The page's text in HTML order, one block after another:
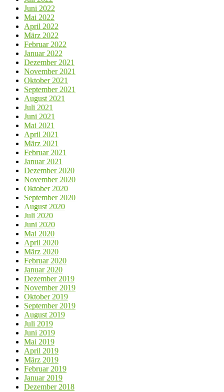
Juni 2022
Mai 2022
April 2022
März 2022
Februar 2022
Januar 2022
Dezember 2021
November 2021
Oktober 2021
September 2021
August 2021
Juli 2021
Juni 2021
Mai 2021
April 2021
März 2021
Februar 2021
Januar 2021
Dezember 2020
November 2020
Oktober 2020
September 2020
August 2020
Juli 2020
Juni 2020
Mai 2020
April 2020
März 2020
Februar 2020
Januar 2020
Dezember 2019
November 2019
Oktober 2019
September 2019
August 2019
Juli 2019
Juni 2019
Mai 2019
April 2019
März 2019
Februar 2019
Januar 2019
Dezember 2018